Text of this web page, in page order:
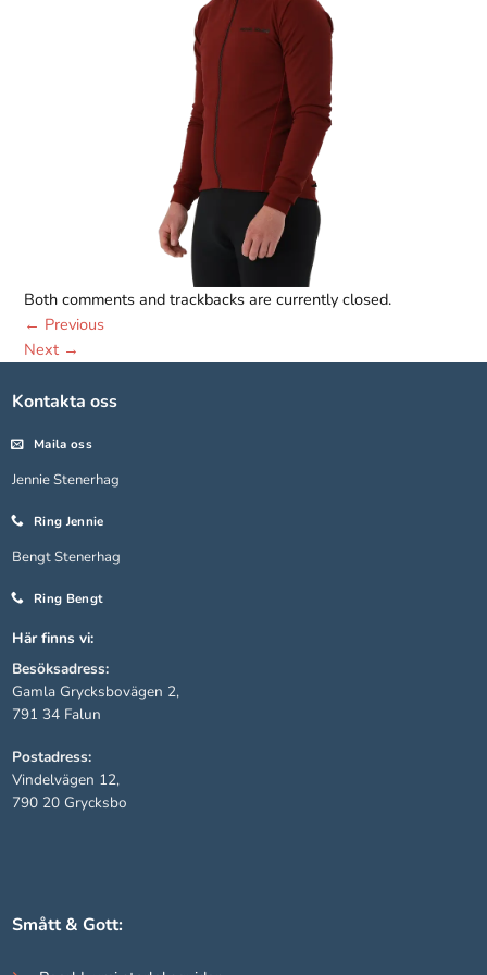
Both comments and trackbacks are currently closed.
← Previous
Next →
Kontakta oss
Maila oss
Jennie Stenerhag
Ring Jennie
Bengt Stenerhag
Ring Bengt
Här finns vi:
Besöksadress:
Gamla Grycksbovägen 2,
791 34 Falun
Postadress:
Vindelvägen 12,
790 20 Grycksbo
Smått & Gott:
Dessa kakor
går inte att
välja bort.
De behövs
hemsidan
taget ska
fungera.
Statistik
kunna
hemsidans
funktionalitet
och
uppbyggnad,
baserat på
hur hemsidan
används.
bra som